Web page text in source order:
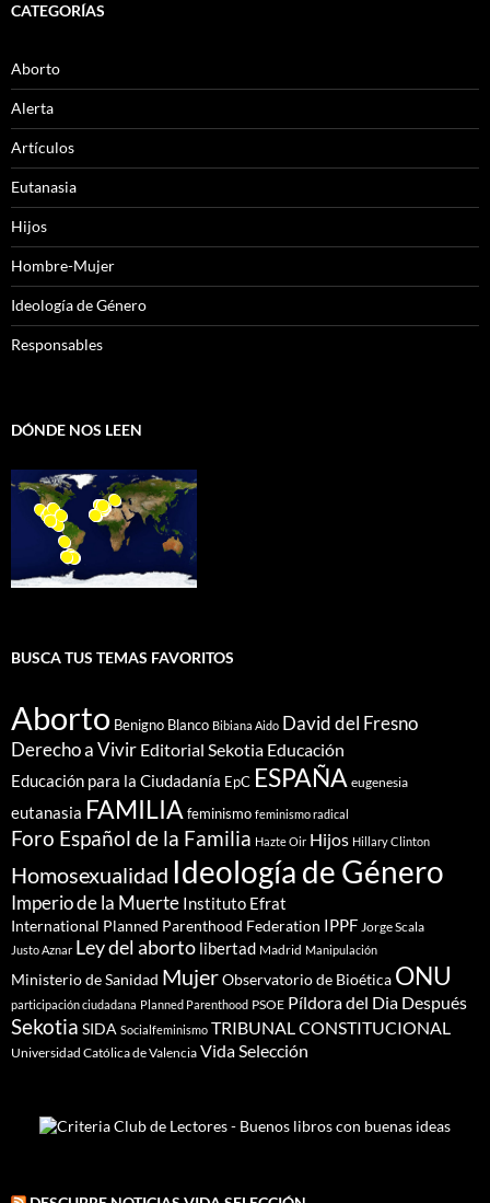
CATEGORÍAS
Aborto
Alerta
Artículos
Eutanasia
Hijos
Hombre-Mujer
Ideología de Género
Responsables
DÓNDE NOS LEEN
BUSCA TUS TEMAS FAVORITOS
Aborto Benigno Blanco Bibiana Aido David del Fresno
Derecho a Vivir Editorial Sekotia Educación
Educación para la Ciudadanía EpC ESPAÑA eugenesia
eutanasia FAMILIA feminismo feminismo radical
Foro Español de la Familia Hazte Oir Hijos Hillary Clinton
Homosexualidad Ideología de Género
Imperio de la Muerte Instituto Efrat
International Planned Parenthood Federation IPPF Jorge Scala
Justo Aznar Ley del aborto libertad Madrid Manipulación
Ministerio de Sanidad MujerObservatorio de Bioética ONU
participación ciudadana Planned Parenthood PSOE Píldora del Dia Después
Sekotia SIDA Socialfeminismo TRIBUNAL CONSTITUCIONAL
Universidad Católica de Valencia Vida Selección